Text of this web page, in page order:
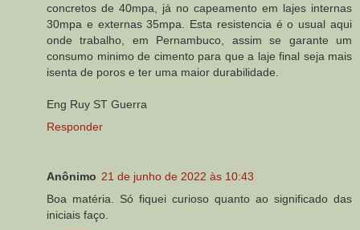
concretos de 40mpa, já no capeamento em lajes internas
30mpa e externas 35mpa. Esta resistencia é o usual aqui
onde trabalho, em Pernambuco, assim se garante um
consumo minimo de cimento para que a laje final seja mais
isenta de poros e ter uma maior durabilidade.
Eng Ruy ST Guerra
Responder
Anônimo 21 de junho de 2022 às 10:43
Boa matéria. Só fiquei curioso quanto ao significado das
iniciais faço.